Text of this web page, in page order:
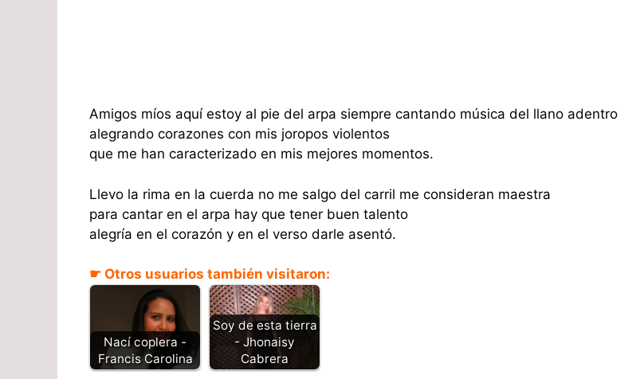
Amigos míos aquí estoy al pie del arpa siempre cantando música del llano adentro
alegrando corazones con mis joropos violentos
que me han caracterizado en mis mejores momentos.
Llevo la rima en la cuerda no me salgo del carril me consideran maestra
para cantar en el arpa hay que tener buen talento
alegría en el corazón y en el verso darle asentó.
☛ Otros usuarios también visitaron:
Nací coplera -
Francis Carolina
Soy de esta tierra
- Jhonaisy
Cabrera